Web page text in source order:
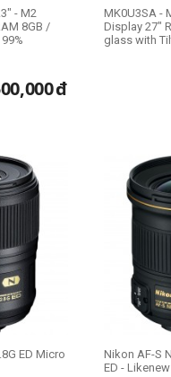
- M2
8GB /
đ
MK0U3SA -
Display 27"
glass with
ED Micro
Nikon AF-S
ED - Likenew